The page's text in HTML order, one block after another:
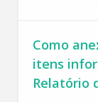
Como
itens
Relatório